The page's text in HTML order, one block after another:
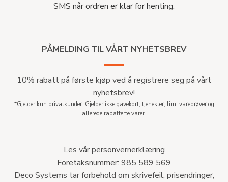
SMS når ordren er klar for henting.
PÅMELDING TIL VÅRT NYHETSBREV
10% rabatt på første kjøp ved å registrere seg på vårt
nyhetsbrev!
*Gjelder kun privatkunder. Gjelder ikke gavekort, tjenester, lim, vareprøver og
allerede rabatterte varer.
Les vår personvernerklæring
Foretaksnummer: 985 589 569
Deco Systems tar forbehold om skrivefeil, prisendringer,